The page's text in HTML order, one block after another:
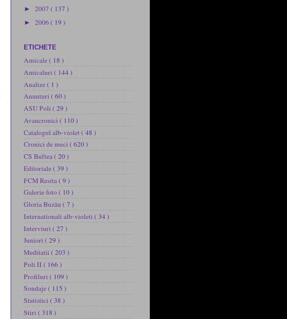
► 2007 ( 137 )
► 2006( 19 )
ETICHETE
Amicale( 18 )
Amicaluri ( 144 )
Analize( 1 )
Anunturi ( 60 )
ASU Poli ( 29 )
Avancronici ( 110 )
Catalogul alb-violet( 48 )
Cronici de meci ( 620 )
CS Buftea( 20 )
Editoriale( 39 )
FCM Resita ( 9 )
Galerie foto( 10 )
Gloria Buzău ( 7 )
Internationali alb-violeti ( 34 )
Interviuri ( 27 )
Juniori ( 29 )
Meditatii ( 203 )
Poli II ( 166 )
Profiluri ( 109 )
Sondaje( 115 )
Statistici ( 38 )
Stiri ( 318 )